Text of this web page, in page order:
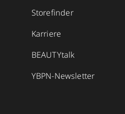
Storefinder
Karriere
BEAUTYtalk
YBPN-Newsletter